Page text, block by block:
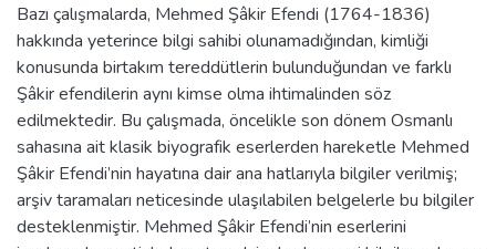
Bazı çalışmalarda, Mehmed Şâkir Efendi (1764-1836)
hakkında yeterince bilgi sahibi olunamadığından, kimliği
konusunda birtakım tereddütlerin bulunduğundan ve farklı
Şâkir efendilerin aynı kimse olma ihtimalinden söz
edilmektedir. Bu çalışmada, öncelikle son dönem Osmanlı
sahasına ait klasik biyografik eserlerden hareketle Mehmed
Şâkir Efendi’nin hayatına dair ana hatlarıyla bilgiler verilmiş;
arşiv taramaları neticesinde ulaşılabilen belgelerle bu bilgiler
desteklenmiştir. Mehmed Şâkir Efendi’nin eserlerini